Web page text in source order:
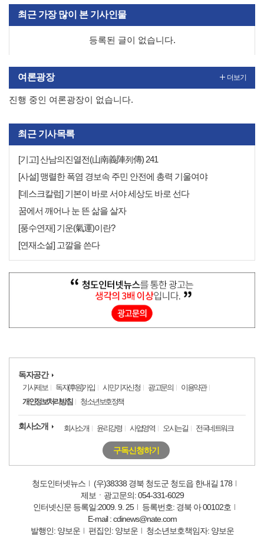
최근 가장 많이 본 기사인물
등록된 글이 없습니다.
여론광장
진행 중인 여론광장이 없습니다.
더보기
최근 기사목록
[기고] 산남의진열전(山南義陣列傳) 241
[사설] 맹렬한 폭염 경보속 주민 안전에 총력 기울여야
[데스크칼럼] 기본이 바로 서야 세상도 바로 선다
꿈에서 깨어나 눈 뜬 삶을 살자
[풍수연재] 기운(氣運)이란?
[연재소설] 고깔을 쓴다
독자공간
기사제보 독자(후원)가입 시민기자신청 광고문의
이용약관
개인정보처리방침
청소년보호정책
회사소개 회사소개 윤리강령 사업영역 오시는길 전국네트워크
구독신청하기
청도인터넷뉴스
(우)38338 경북 청도군 청도읍 한내길 178
제보ㆍ광고문의: 054-331-6029
인터넷신문 등록일:2009. 9. 25
등록번호: 경북 아 00102호
E-mail : cdinews@nate.com
발행인: 양보운
편집인: 양보운 청소년보호책임자: 양보운